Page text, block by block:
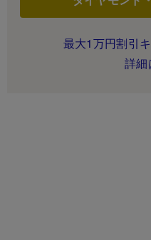
最大1万円割引
詳細